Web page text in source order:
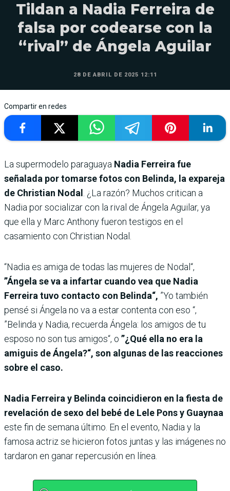
Tildan a Nadia Ferreira de
falsa por codearse con la
“rival” de Ángela Aguilar
28 DE ABRIL DE 2025 12:11
Compartir en redes
La supermodelo paraguaya Nadia Ferreira fue
señalada por tomarse fotos con Belinda, la expareja
de Christian Nodal
. ¿La razón? Muchos critican a
Nadia por socializar con la rival de Ángela Aguilar, ya
que ella y Marc Anthony fueron testigos en el
casamiento con Christian Nodal.
“Nadia es amiga de todas las mujeres de Nodal“,
”Ángela se va a infartar cuando vea que Nadia
Ferreira tuvo contacto con Belinda“, ”Yo también
pensé si Ángela no va a estar contenta con eso “,
”Belinda y Nadia, recuerda Ángela: los amigos de tu
esposo no son tus amigos“, o ”¿Qué ella no era la
amiguis de Ángela?“, son algunas de las reacciones
sobre el caso.
Nadia Ferreira y Belinda coincidieron en la fiesta de
revelación de sexo del bebé de Lele Pons y Guaynaa
este fin de semana último. En el evento, Nadia y la
famosa actriz se hicieron fotos juntas y las imágenes no
tardaron en ganar repercusión en línea.